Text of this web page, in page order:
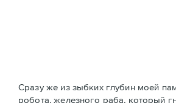
Сразу же из зыбких глубин моей
робота, железного раба, который